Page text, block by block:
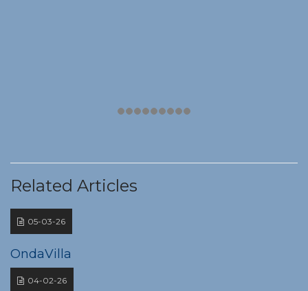
Related Articles
05-03-26
OndaVilla
04-02-26